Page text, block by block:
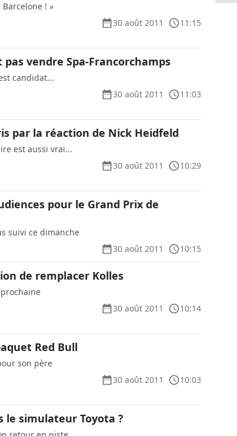
Barcelone ! »
30 août 2011
11:15
vendre Spa-Francorchamps
candidat...
30 août 2011
11:03
par la réaction de Nick Heidfeld
est aussi vrai...
30 août 2011
10:29
pour le Grand Prix de
suivi ce dimanche
30 août 2011
10:15
de remplacer Kolles
30 août 2011
10:14
Red Bull
son père
30 août 2011
10:03
le simulateur Toyota ?